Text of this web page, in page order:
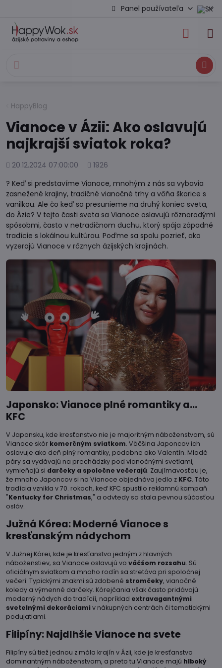
Panel používateľa
Hľadať
HappyBlog
Vianoce v Ázii: Ako oslavujú
najkrajší sviatok roka?
Pridané
20.12.2024 07:00:00
Počet
1926
? Keď si predstavíme Vianoce, mnohým z nás sa vybavia
zasnežené krajiny, tradičné vianočné trhy a vôňa škorice s
vanilkou. Ale čo keď sa presunieme na druhý koniec sveta,
do Ázie? V tejto časti sveta sa Vianoce oslavujú rôznorodými
spôsobmi, často v netradičnom duchu, ktorý spája západné
tradície s lokálnou kultúrou. Poďme sa spolu pozrieť, ako
vyzerajú Vianoce v rôznych ázijských krajinách.
Japonsko: Vianoce plné romantiky a...
KFC
V Japonsku, kde kresťanstvo nie je majoritným náboženstvom, sú
Vianoce skôr komerčným sviatkom. Väčšina Japoncov ich
oslavuje ako deň plný romantiky, podobne ako Valentín. Mladé
páry sa vydávajú na prechádzky pod vianočnými svetlami,
vymieňajú si darčeky a spoločne večerajú. Zaujímavosťou je,
že mnoho Japoncov si na Vianoce objednáva jedlo z KFC. Táto
tradícia vznikla v 70. rokoch, keď KFC spustilo reklamnú kampaň
"Kentucky for Christmas," a odvtedy sa stala pevnou súčasťou
osláv.
Južná Kórea: Moderné Vianoce s
kresťanským nádychom
V Južnej Kórei, kde je kresťanstvo jedným z hlavných
náboženstiev, sa Vianoce oslavujú vo väčšom rozsahu. Sú
oficiálnym sviatkom a mnoho rodín sa stretáva pri spoločnej
večeri. Typickými znakmi sú zdobené stromčeky, vianočné
koledy a výmenné darčeky. Kórejčania však často pridávajú
moderný nádych do tradícií, napríklad extravagantnými
svetelnými dekoráciami v nákupných centrách či tematickými
podujatiami.
Filipíny: Najdlhšie Vianoce na svete
Filipíny sú tiež jednou z mála krajín v Ázii, kde je kresťanstvo
dominantným náboženstvom, a preto tu Vianoce majú hlboký